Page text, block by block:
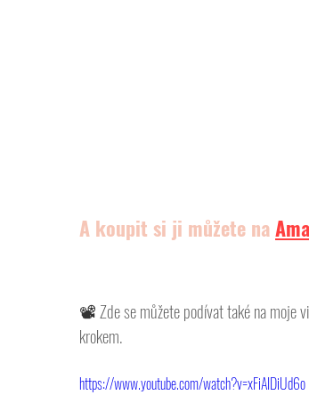
A koupit si ji můžete na
📽 Zde se můžete podívat také na moje
krokem.
https://www.youtube.com/watch?v=xFiAIDiUd6o